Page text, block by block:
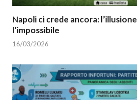
Napoli ci crede ancora:
l’impossibile
16/03/2026